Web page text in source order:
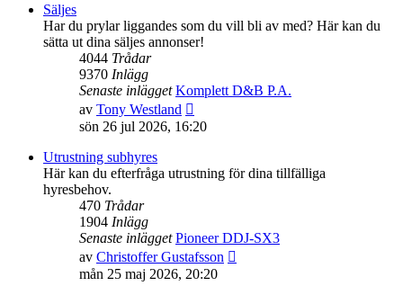
inlägget
Säljes
Har du prylar liggandes som du vill bli av med? Här kan du
sätta ut dina säljes annonser!
4044 Trådar
9370 Inlägg
Senaste inlägget Komplett D&B P.A.
av Tony Westland
till
inlägget
sön 26 jul 2026, 16:20
Utrustning subhyres
Här kan du efterfråga utrustning för dina tillfälliga
hyresbehov.
470 Trådar
1904 Inlägg
Senaste inlägget Pioneer DDJ-SX3
av Christoffer Gustafsson
mån 25 maj 2026, 20:20